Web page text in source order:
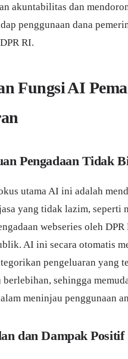
akuntabilitas dan
penggunaan dana
RI.
Fungsi AI
Pengadaan Tidak
utama AI ini adalah
yang tidak lazim, seperti
webseries oleh
AI ini secara otomatis
pengeluaran yang
berlebihan, sehingga
meninjau penggunaan
dan Dampak Positif